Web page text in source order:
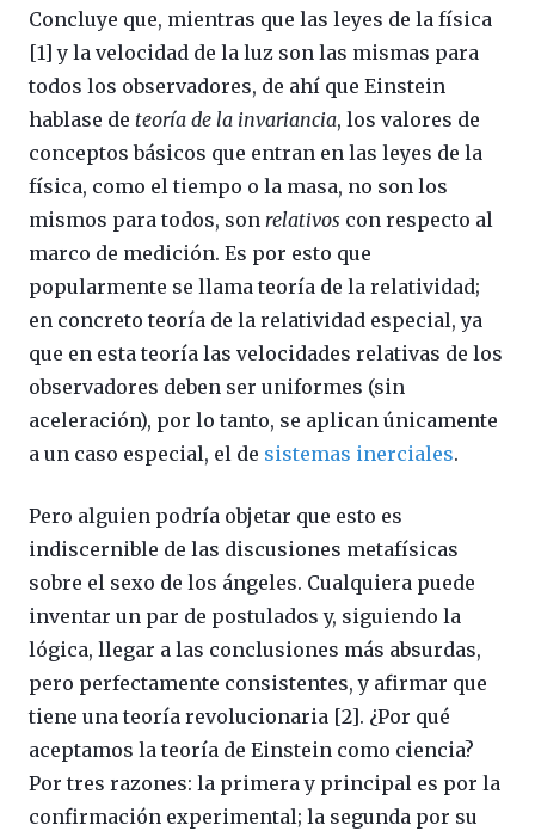
Concluye que, mientras que las leyes de la física
[1] y la velocidad de la luz son las mismas para
todos los observadores, de ahí que Einstein
hablase de teoría de la invariancia, los valores de
conceptos básicos que entran en las leyes de la
física, como el tiempo o la masa, no son los
mismos para todos, son relativos con respecto al
marco de medición. Es por esto que
popularmente se llama teoría de la relatividad;
en concreto teoría de la relatividad especial, ya
que en esta teoría las velocidades relativas de los
observadores deben ser uniformes (sin
aceleración), por lo tanto, se aplican únicamente
a un caso especial, el de sistemas inerciales.
Pero alguien podría objetar que esto es
indiscernible de las discusiones metafísicas
sobre el sexo de los ángeles. Cualquiera puede
inventar un par de postulados y, siguiendo la
lógica, llegar a las conclusiones más absurdas,
pero perfectamente consistentes, y afirmar que
tiene una teoría revolucionaria [2]. ¿Por qué
aceptamos la teoría de Einstein como ciencia?
Por tres razones: la primera y principal es por la
confirmación experimental; la segunda por su